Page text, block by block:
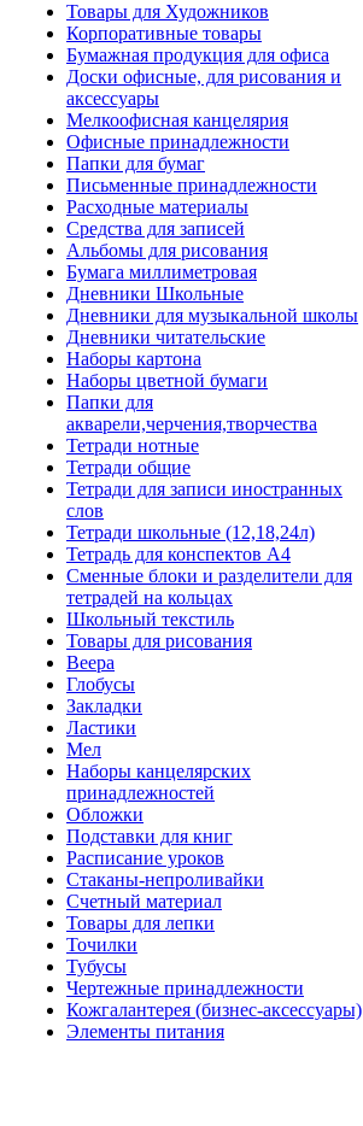
Товары для Художников
Корпоративные товары
Бумажная продукция для офиса
Доски офисные, для рисования и
аксессуары
Мелкоофисная канцелярия
Офисные принадлежности
Папки для бумаг
Письменные принадлежности
Расходные материалы
Средства для записей
Альбомы для рисования
Бумага миллиметровая
Дневники Школьные
Дневники для музыкальной школы
Дневники читательские
Наборы картона
Наборы цветной бумаги
Папки для
акварели,черчения,творчества
Тетради нотные
Тетради общие
Тетради для записи иностранных
слов
Тетради школьные (12,18,24л)
Тетрадь для конспектов А4
Сменные блоки и разделители для
тетрадей на кольцах
Школьный текстиль
Товары для рисования
Веера
Глобусы
Закладки
Ластики
Мел
Наборы канцелярских
принадлежностей
Обложки
Подставки для книг
Расписание уроков
Стаканы-непроливайки
Счетный материал
Товары для лепки
Точилки
Тубусы
Чертежные принадлежности
Кожгалантерея (бизнес-аксессуары)
Элементы питания